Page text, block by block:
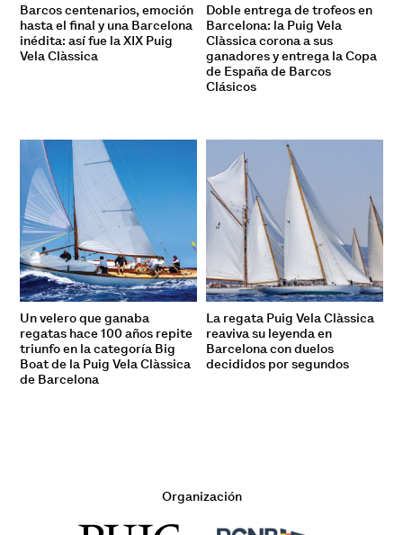
Barcos centenarios, emoción
hasta el final y una Barcelona
inédita: así fue la XIX Puig
Vela Clàssica
Doble entrega de trofeos en
Barcelona: la Puig Vela
Clàssica corona a sus
ganadores y entrega la Copa
de España de Barcos
Clásicos
Un velero que ganaba
regatas hace 100 años repite
triunfo en la categoría Big
Boat de la Puig Vela Clàssica
de Barcelona
La regata Puig Vela Clàssica
reaviva su leyenda en
Barcelona con duelos
decididos por segundos
Organización